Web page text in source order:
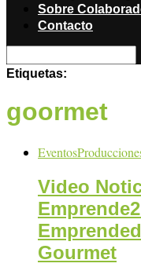
Sobre
Contacto
Etiquetas:
goormet
Eventos
Video
Gourmet